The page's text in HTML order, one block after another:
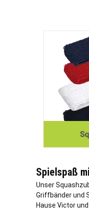
Spielspaß
Unser
Griffbänder und
Hause Victor